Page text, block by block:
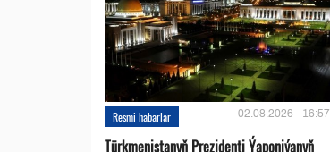
Resmi habarlar 02.08.2026 - 16:57
Türkmenistanyň Prezidenti Ýaponiýanyň